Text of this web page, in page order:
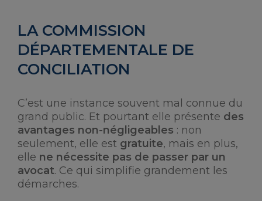
LA COMMISSION
DÉPARTEMENTALE DE
CONCILIATION
C’est une instance souvent mal connue du
grand public. Et pourtant elle présente des
avantages non-négligeables : non
seulement, elle est gratuite, mais en plus,
elle ne nécessite pas de passer par un
avocat. Ce qui simplifie grandement les
démarches.